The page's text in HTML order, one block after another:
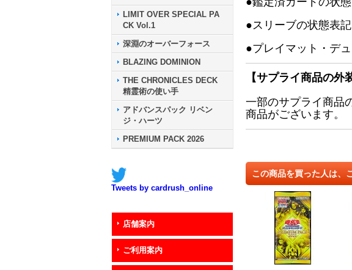
LIMIT OVER SPECIAL PA
CK Vol.1
深淵のオーバーフォース
BLAZING DOMINION
THE CHRONICLES DECK
精霊術の使い手
アドバンスパック リベン
ジ・ハーツ
PREMIUM PACK 2026
Tweets by cardrush_online
店舗案内
ご利用案内
●スリーブの状態表
●プレイマット・デ
【サプライ商品の外
一部のサプライ商品
商品がございます。
この商品を買った人は、